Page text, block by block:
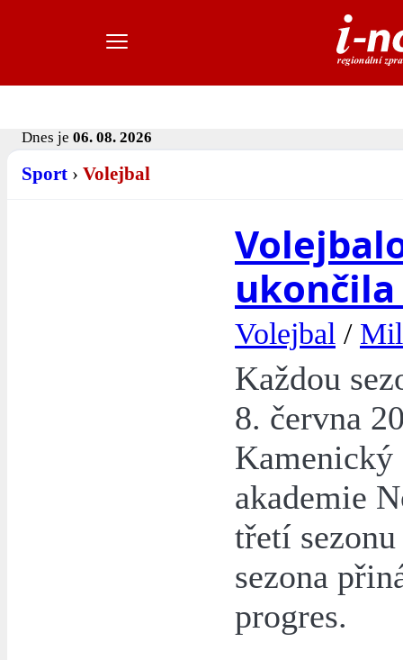
Dnes je 06. 08. 2026
Sport › Volejbal
Volejbal /
Každou
8. června
Kamenický
akademie
třetí
sezona
progres.